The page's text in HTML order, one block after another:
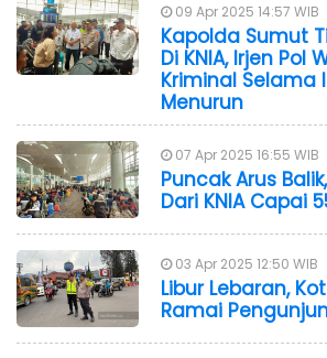
09 Apr 2025 14:57 WIB
Kapolda Sumut
Di KNIA, Irjen Pol
Kriminal Selama
Menurun
07 Apr 2025 16:55 WIB
Puncak Arus
Dari KNIA Capai
03 Apr 2025 12:50 WIB
Libur Lebaran,
Ramai